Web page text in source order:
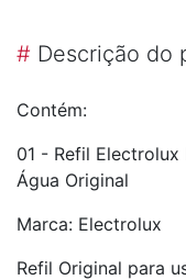
# Descrição do
Contém:
01 - Refil
Água Original
Marca: Electrolux
Refil Original para